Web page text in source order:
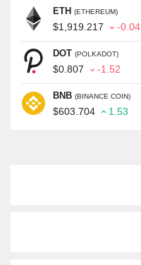
ETH (ETHEREUM)
$1,919.217 -0.04
DOT (POLKADOT)
$0.807 -1.52
BNB (BINANCE COIN)
$603.704 1.53